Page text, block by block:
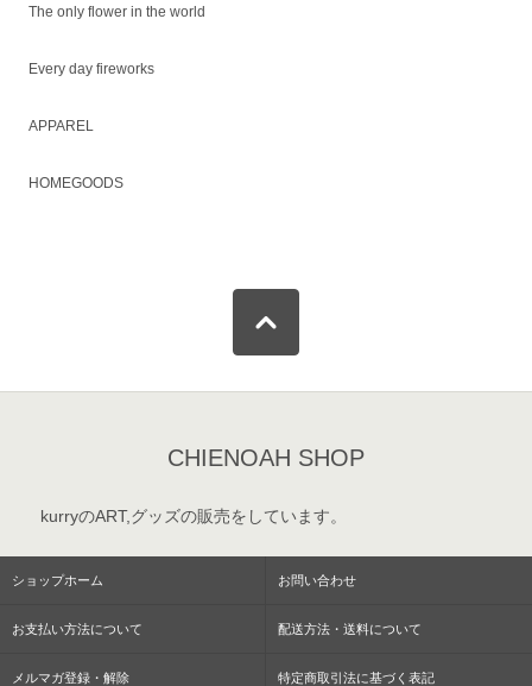
The only flower in the world
Every day fireworks
APPAREL
HOMEGOODS
CHIENOAH SHOP
kurryのART,グッズの販売をしています。
ショップホーム お問い合わせ
お支払い方法について 配送方法・送料について
メルマガ登録・解除 特定商取引法に基づく表記